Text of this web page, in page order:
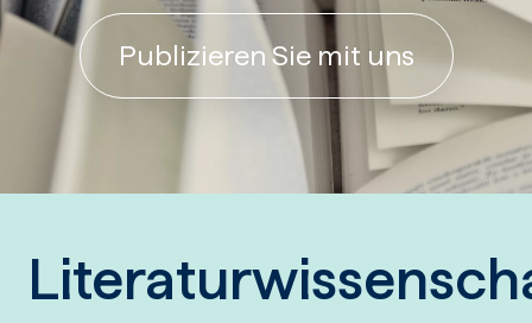
Publizieren Sie mit uns